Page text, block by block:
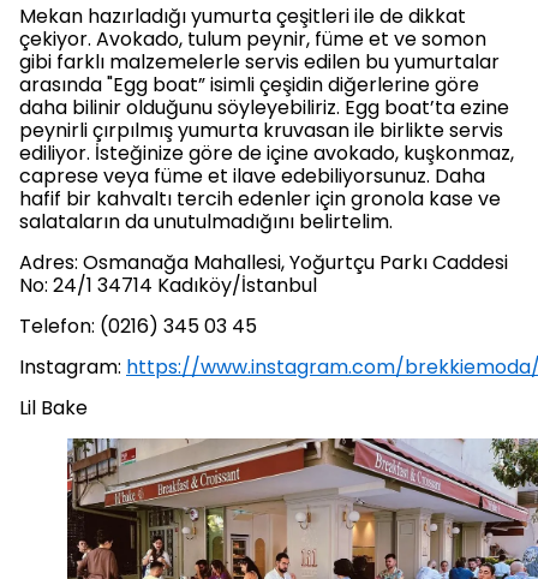
Mekan hazırladığı yumurta çeşitleri ile de dikkat
çekiyor. Avokado, tulum peynir, füme et ve somon
gibi farklı malzemelerle servis edilen bu yumurtalar
arasında "Egg boat” isimli çeşidin diğerlerine göre
daha bilinir olduğunu söyleyebiliriz. Egg boat’ta ezine
peynirli çırpılmış yumurta kruvasan ile birlikte servis
ediliyor. İsteğinize göre de içine avokado, kuşkonmaz,
caprese veya füme et ilave edebiliyorsunuz. Daha
hafif bir kahvaltı tercih edenler için gronola kase ve
salataların da unutulmadığını belirtelim.
Adres: Osmanağa Mahallesi, Yoğurtçu Parkı Caddesi
No: 24/1 34714 Kadıköy/İstanbul
Telefon: (0216) 345 03 45
Instagram: https://www.instagram.com/
Lil Bake